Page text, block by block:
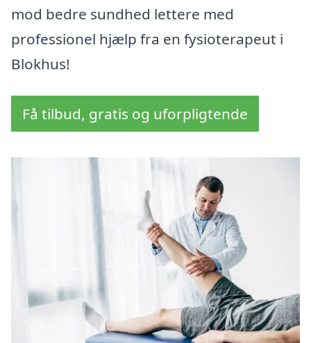
mod bedre sundhed lettere med
professionel hjælp fra en fysioterapeut i
Blokhus!
Få tilbud, gratis og uforpligtende